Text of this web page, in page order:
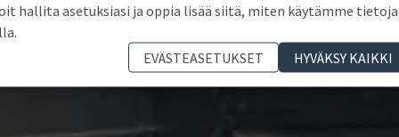
hallita asetuksiasi ja oppia lisää siitä, miten käytämme
EVÄSTEASETUKSET
HYVÄKSY KAIKKI